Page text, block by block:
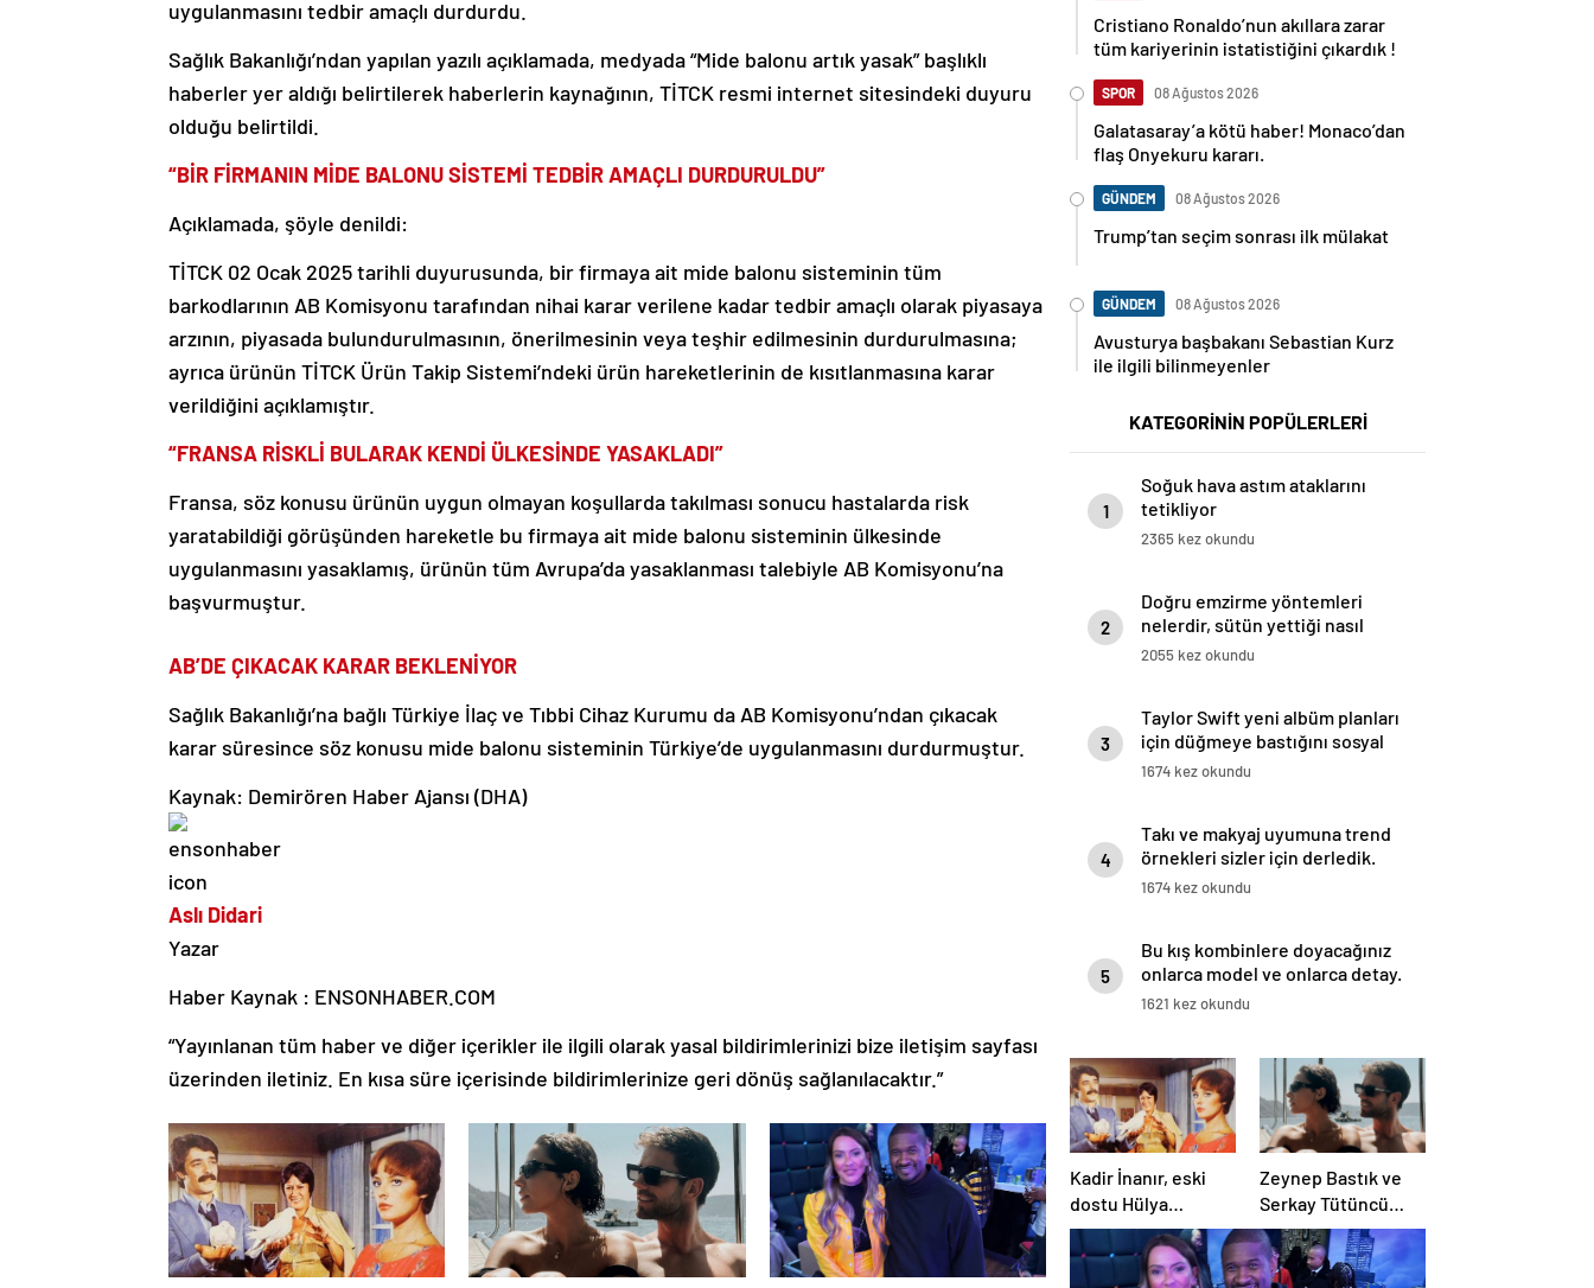
uygulanmasını tedbir amaçlı durdurdu.
Sağlık Bakanlığı’ndan yapılan yazılı açıklamada, medyada “Mide balonu artık yasak” başlıklı
haberler yer aldığı belirtilerek haberlerin kaynağının, TİTCK resmi internet sitesindeki duyuru
olduğu belirtildi.
“BİR FİRMANIN MİDE BALONU SİSTEMİ TEDBİR AMAÇLI DURDURULDU”
Açıklamada, şöyle denildi:
TİTCK 02 Ocak 2025 tarihli duyurusunda, bir firmaya ait mide balonu sisteminin tüm
barkodlarının AB Komisyonu tarafından nihai karar verilene kadar tedbir amaçlı olarak piyasaya
arzının, piyasada bulundurulmasının, önerilmesinin veya teşhir edilmesinin durdurulmasına;
ayrıca ürünün TİTCK Ürün Takip Sistemi’ndeki ürün hareketlerinin de kısıtlanmasına karar
verildiğini açıklamıştır.
“FRANSA RİSKLİ BULARAK KENDİ ÜLKESİNDE YASAKLADI”
Fransa, söz konusu ürünün uygun olmayan koşullarda takılması sonucu hastalarda risk
yaratabildiği görüşünden hareketle bu firmaya ait mide balonu sisteminin ülkesinde
uygulanmasını yasaklamış, ürünün tüm Avrupa’da yasaklanması talebiyle AB Komisyonu’na
başvurmuştur.
AB’DE ÇIKACAK KARAR BEKLENİYOR
Sağlık Bakanlığı’na bağlı Türkiye İlaç ve Tıbbi Cihaz Kurumu da AB Komisyonu’ndan çıkacak
karar süresince söz konusu mide balonu sisteminin Türkiye’de uygulanmasını durdurmuştur.
Kaynak: Demirören Haber Ajansı (DHA)
Aslı Didari
Yazar
Haber Kaynak : ENSONHABER.COM
“Yayınlanan tüm haber ve diğer içerikler ile ilgili olarak yasal bildirimlerinizi bize iletişim sayfası
üzerinden iletiniz. En kısa süre içerisinde bildirimlerinize geri dönüş sağlanılacaktır.”
Cristiano Ronaldo’nun akıllara zarar
tüm kariyerinin istatistiğini çıkardık !
SPOR 08 Ağustos 2026
Galatasaray’a kötü haber! Monaco’dan
flaş Onyekuru kararı.
GÜNDEM 08 Ağustos 2026
Trump’tan seçim sonrası ilk mülakat
GÜNDEM 08 Ağustos 2026
Avusturya başbakanı Sebastian Kurz
ile ilgili bilinmeyenler
KATEGORİNİN POPÜLERLERİ
1
Soğuk hava astım ataklarını
tetikliyor
2365 kez okundu
2
Doğru emzirme yöntemleri
nelerdir, sütün yettiği nasıl
anlaşılır?
2055 kez okundu
3
Taylor Swift yeni albüm planları
için düğmeye bastığını sosyal
medyadan duyurdu!
1674 kez okundu
4
Takı ve makyaj uyumuna trend
örnekleri sizler için derledik.
1674 kez okundu
5
Bu kış kombinlere doyacağınız
onlarca model ve onlarca detay.
1621 kez okundu
Kadir İnanır, eski
dostu Hülya
Koçyiğit’e dava açtı
Zeynep Bastık ve
Serkay Tütüncü
ilişkilerinin 1. yılını
kutladı